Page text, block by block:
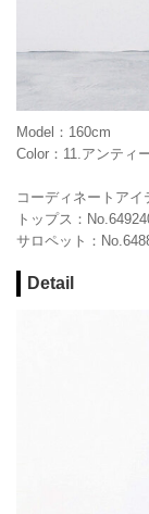
Model：160cm
Color：11.アンティ
コーディネートアイ
トップス：
サロペット：
Detail